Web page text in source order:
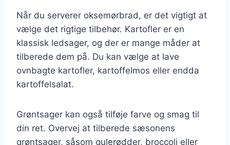
Når du serverer oksemørbrad, er det vigtigt at
vælge det rigtige tilbehør. Kartofler er en
klassisk ledsager, og der er mange måder at
tilberede dem på. Du kan vælge at lave
ovnbagte kartofler, kartoffelmos eller endda
kartoffelsalat.
Grøntsager kan også tilføje farve og smag til
din ret. Overvej at tilberede sæsonens
grøntsager, såsom gulerødder, broccoli eller